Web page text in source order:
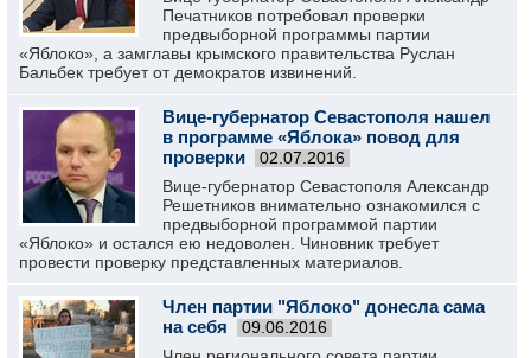
Печатников потребовал проверки
предвыборной программы партии
«Яблоко», а замглавы крымского правительства Руслан
Бальбек требует от демократов извинений.
Вице-губернатор Севастополя нашел
в программе «Яблока» повод для
проверки
02.07.2016
Вице-губернатор Севастополя Александр
Решетников внимательно ознакомился с
предвыборной программой партии
«Яблоко» и остался ею недоволен. Чиновник требует
провести проверку представленных материалов.
Член партии "Яблоко" донесла сама
на себя
09.06.2016